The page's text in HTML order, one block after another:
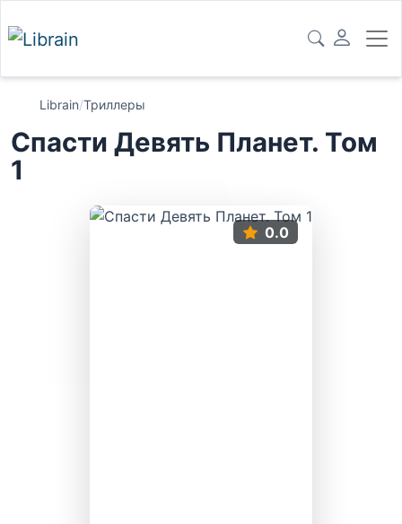
Librain/Триллеры
Спасти Девять Планет. Том
1
0.0